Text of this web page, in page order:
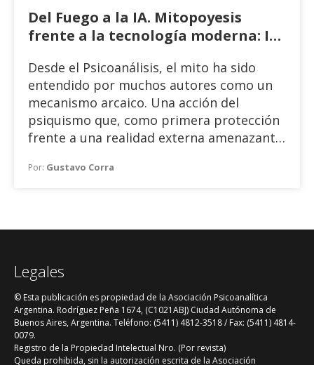
Del Fuego a la IA. Mitopoyesis
frente a la tecnología moderna: IA,
Desde el Psicoanálisis, el mito ha sido
entendido por muchos autores como un
mecanismo arcaico. Una acción del
psiquismo que, como primera protección
frente a una realidad externa amenazante,
desarrollo simbólico formará la
realidad que intenta explicar.
Por: Gustavo Corra
Legales
© Esta publicación es propiedad de la Asociación Psicoanalítica
Argentina. Rodríguez Peña 1674, (C1021ABJ) Ciudad Autónoma de
Buenos Aires, Argentina. Teléfono: (5411) 4812-3518 / Fax: (5411) 4814-
0079.
Registro de la Propiedad Intelectual Nro. (Por revista)
Queda prohibida, sin la autorización escrita de la Asociación